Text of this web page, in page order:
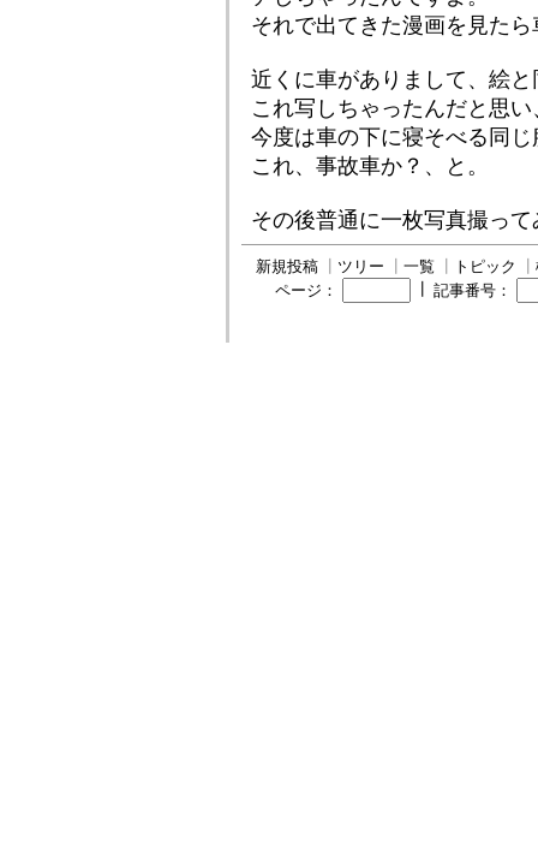
それで出てきた漫画を見た
近くに車がありまして、絵
これ写しちゃったんだと思
今度は車の下に寝そべる同
これ、事故車か？、と。
その後普通に一枚写真撮っ
新規投稿 ツリー 一覧 トピック
ページ：
記事番号：